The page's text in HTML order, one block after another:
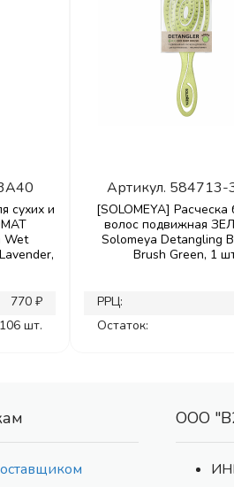
сухих и
Wet
770 ₽
106 шт.
Артикул. 584713-
[SOLOMEYA] Расческа
волос подвижная
Solomeya Detangling
Brush Green, 1
РРЦ:
Остаток:
ООО